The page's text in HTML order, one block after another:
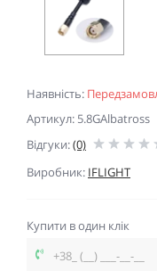
Наявність:
Артикул: 5.8GAlbatross
Відгуки:(0)
Виробник: IFLIGHT
Купити в один клік